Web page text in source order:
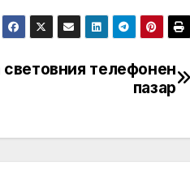
световния телефонен
пазар